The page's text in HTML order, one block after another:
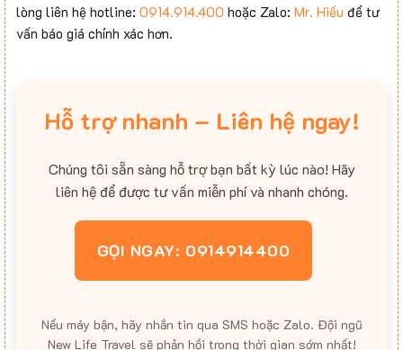
lòng liên hệ hotline: 0914.914.400 hoặc Zalo: Mr. Hiếu để tư
vấn báo giá chính xác hơn.
Hỗ trợ nhanh – Liên hệ ngay!
Chúng tôi sẵn sàng hỗ trợ bạn bất kỳ lúc nào! Hãy
liên hệ để được tư vấn miễn phí và nhanh chóng.
GỌI NGAY: 0914914400
Nếu máy bận, hãy nhắn tin qua SMS hoặc Zalo. Đội ngũ
New Life Travel sẽ phản hồi trong thời gian sớm nhất!